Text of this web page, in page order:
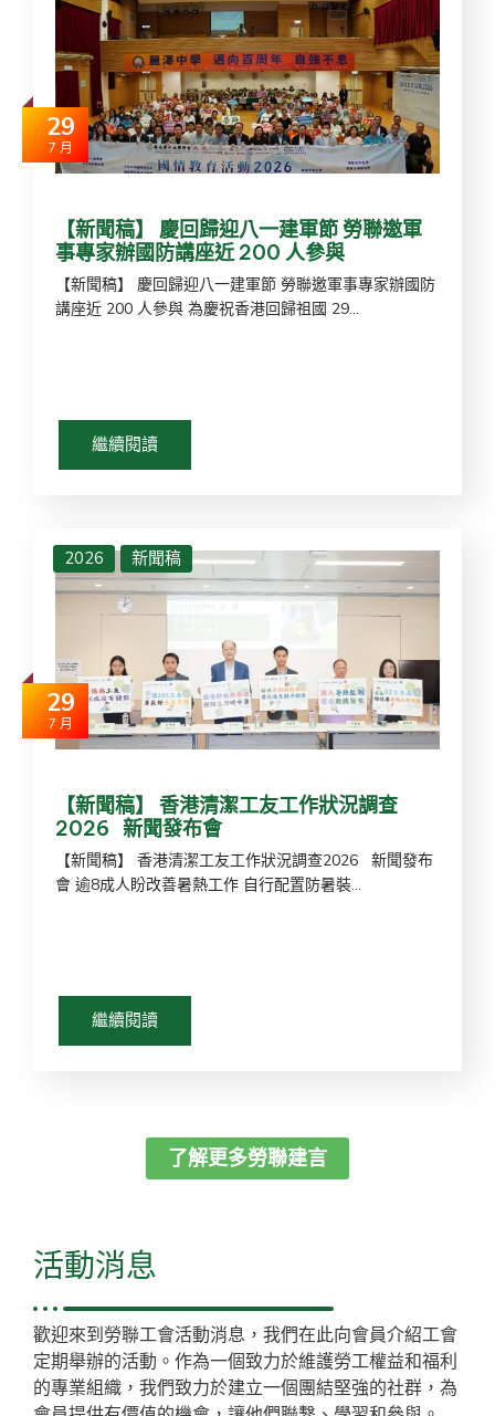
29
7 月
【新聞稿】 慶回歸迎八一建軍節 勞聯邀軍
事專家辦國防講座近 200 人參與
【新聞稿】 慶回歸迎八一建軍節 勞聯邀軍事專家辦國防
講座近 200 人參與 為慶祝香港回歸祖國 29...
繼續閱讀
29
7 月
2026 新聞稿
【新聞稿】 香港清潔工友工作狀況調查
2026 新聞發布會
【新聞稿】 香港清潔工友工作狀況調查2026 新聞發布
會 逾8成人盼改善暑熱工作 自行配置防暑裝...
繼續閱讀
了解更多勞聯建言
活動消息
歡迎來到勞聯工會活動消息，我們在此向會員介紹工會
定期舉辦的活動。作為一個致力於維護勞工權益和福利
的專業組織，我們致力於建立一個團結堅強的社群，為